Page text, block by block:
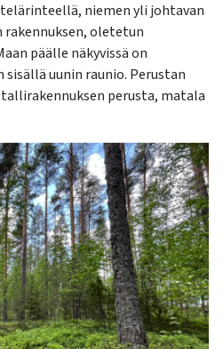
niemen yli johtavan
rakennuksen, oletetun
päälle näkyvissä on
sisällä uunin raunio. Perustan
perusta, matala